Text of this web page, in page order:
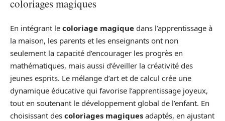
coloriages magiques
En intégrant le coloriage magique dans l’apprentissage à
la maison, les parents et les enseignants ont non
seulement la capacité d’encourager les progrès en
mathématiques, mais aussi d’éveiller la créativité des
jeunes esprits. Le mélange d’art et de calcul crée une
dynamique éducative qui favorise l’apprentissage joyeux,
tout en soutenant le développement global de l’enfant. En
choisissant des coloriages magiques adaptés, en ajustant